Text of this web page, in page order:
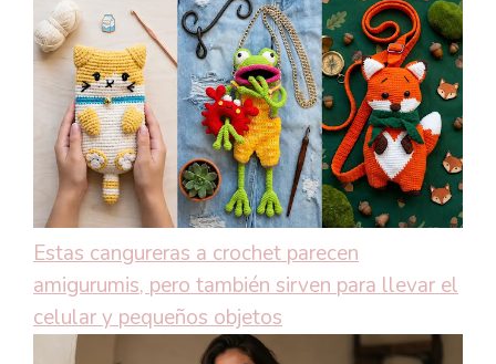
Estas cangureras a crochet parecen
amigurumis, pero también sirven para llevar el
celular y pequeños objetos